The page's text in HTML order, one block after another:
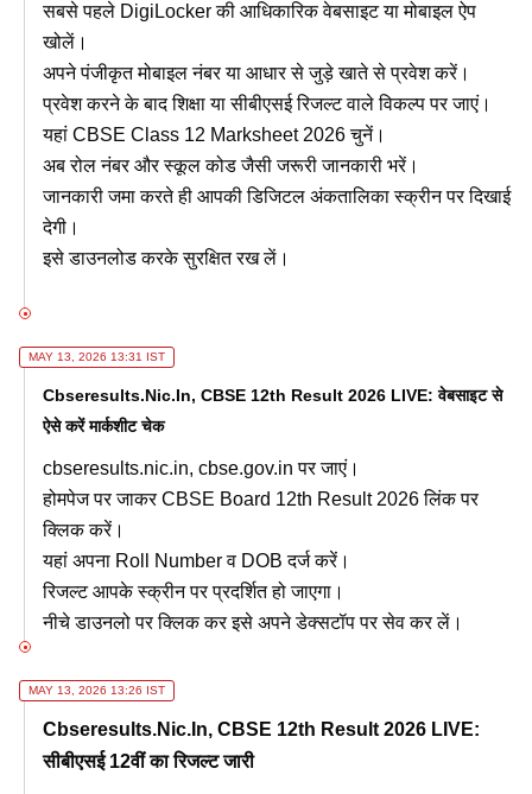
सबसे पहले DigiLocker की आधिकारिक वेबसाइट या मोबाइल ऐप
खोलें।
अपने पंजीकृत मोबाइल नंबर या आधार से जुड़े खाते से प्रवेश करें।
प्रवेश करने के बाद शिक्षा या सीबीएसई रिजल्ट वाले विकल्प पर जाएं।
यहां CBSE Class 12 Marksheet 2026 चुनें।
अब रोल नंबर और स्कूल कोड जैसी जरूरी जानकारी भरें।
जानकारी जमा करते ही आपकी डिजिटल अंकतालिका स्क्रीन पर दिखाई
देगी।
इसे डाउनलोड करके सुरक्षित रख लें।
MAY 13, 2026 13:31 IST
Cbseresults.nic.in, CBSE 12th Result 2026 LIVE: वेबसाइट से
ऐसे करें मार्कशीट चेक
cbseresults.nic.in, cbse.gov.in पर जाएं।
होमपेज पर जाकर CBSE Board 12th Result 2026 लिंक पर
क्लिक करें।
यहां अपना Roll Number व DOB दर्ज करें।
रिजल्ट आपके स्क्रीन पर प्रदर्शित हो जाएगा।
नीचे डाउनलो पर क्लिक कर इसे अपने डेक्सटॉप पर सेव कर लें।
MAY 13, 2026 13:26 IST
Cbseresults.nic.in, CBSE 12th Result 2026 LIVE:
सीबीएसई 12वीं का रिजल्ट जारी